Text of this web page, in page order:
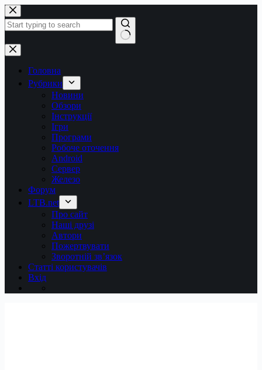
Перейти
до
вмісту
Немає
результатів
Головна
Рубрики
Новини
Обзори
Інструкції
Ігри
Програми
Робоче оточення
Android
Сервер
Железо
Форум
LTB.net
Про сайт
Наші друзі
Автори
Пожертвувати
Зворотній зв’язок
Статті користувачів
Вхід